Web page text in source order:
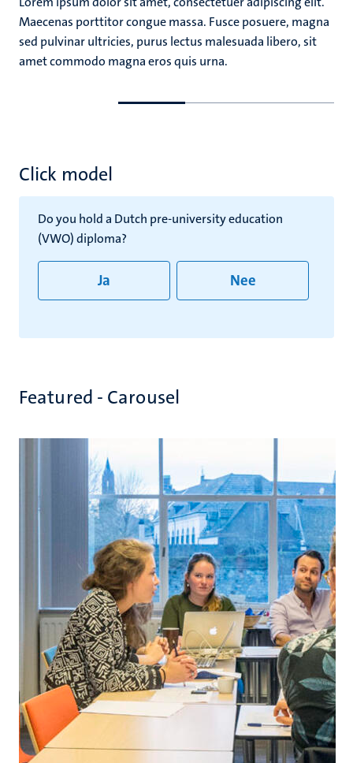
Maecenas porttitor congue massa. Fusce posuere, magna
sed pulvinar ultricies, purus lectus malesuada libero, sit
amet commodo magna eros quis urna.
Click model
Do you hold a Dutch pre-university education
(VWO) diploma?
Ja Nee
Featured - Carousel